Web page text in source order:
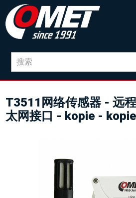
T3511网络传感器 - 远
太网接口 - kopie - kopie